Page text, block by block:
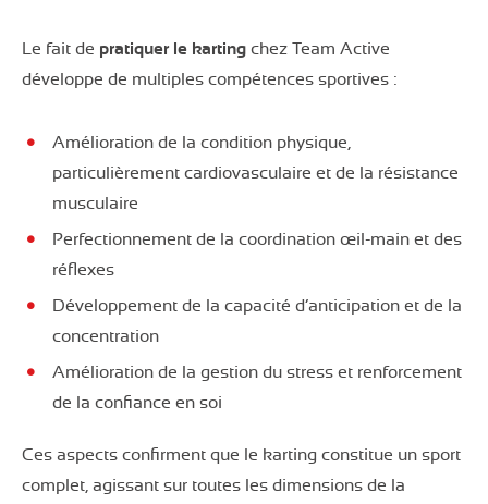
Le fait de pratiquer le karting chez Team Active
développe de multiples compétences sportives :
Amélioration de la condition physique,
particulièrement cardiovasculaire et de la résistance
musculaire
Perfectionnement de la coordination œil-main et des
réflexes
Développement de la capacité d’anticipation et de la
concentration
Amélioration de la gestion du stress et renforcement
de la confiance en soi
Ces aspects confirment que le karting constitue un sport
complet, agissant sur toutes les dimensions de la